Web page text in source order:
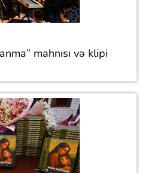
mahnısı və klipi